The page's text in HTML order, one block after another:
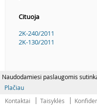
Naudodamiesi paslaugomis
Plačiau
Cituoja
2K-240/2011
2K-130/2011
Kontaktai Taisyklės